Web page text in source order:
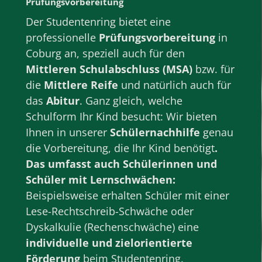
Der Studentenring bietet eine
professionelle Prüfungsvorbereitung in
Coburg an, speziell auch für den
Mittleren Schulabschluss (MSA) bzw. für
die Mittlere Reife und natürlich auch für
dasAbitur. Ganz gleich, welche
Schulform Ihr Kind besucht: Wir bieten
Ihnen in unsererSchülernachhilfe genau
die Vorbereitung, die Ihr Kind benötigt.
Das umfasst auch Schülerinnen und
Schüler mit Lernschwächen:
Beispielsweise erhalten Schüler mit einer
Lese-Rechtschreib-Schwäche oder
Dyskalkulie (Rechenschwäche) eine
individuelle und zielorientierte
Förderung beim Studentenring.